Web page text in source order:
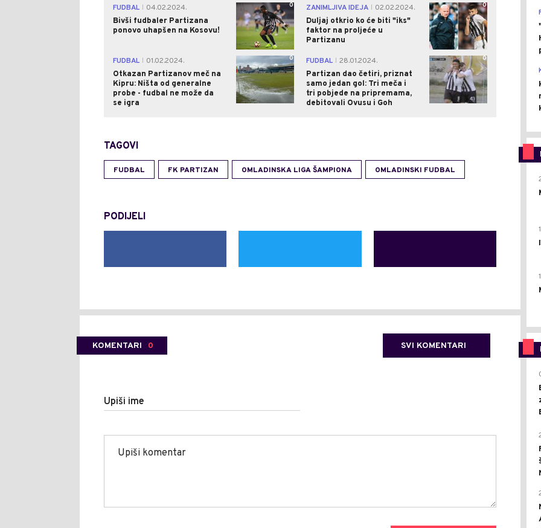
FUDBAL
04.02.2024.
Bivši fudbaler Partizana
ponovo uhapšen na Kosovu!
0 ZANIMLJIVA IDEJA
02.02.2024.
Duljaj otkrio ko će biti "iks"
faktor na proljeće u
Partizanu
0
FUDBAL
01.02.2024.
Otkazan Partizanov meč na
Kipru: Ništa od generalne
probe - fudbal ne može da
se igra
0 FUDBAL
28.01.2024.
Partizan dao četiri, priznat
samo jedan gol: Tri meča i
tri pobjede na pripremama,
debitovali Ovusu i Goh
0
TAGOVI
FUDBAL FK PARTIZAN OMLADINSKA LIGA ŠAMPIONA OMLADINSKI FUDBAL
PODIJELI
KOMENTARI 0 SVI KOMENTARI
Upiši ime